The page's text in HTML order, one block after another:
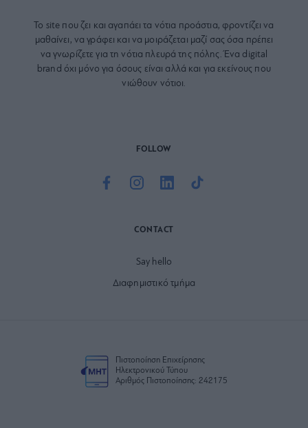
Το site που ζει και αγαπάει τα νότια προάστια, φροντίζει να
μαθαίνει, να γράφει και να μοιράζεται μαζί σας όσα πρέπει
να γνωρίζετε για τη νότια πλευρά της πόλης. Ένα digital
brand όχι μόνο για όσους είναι αλλά και για εκείνους που
νιώθουν νότιοι.
FOLLOW
CONTACT
Say hello
Διαφημιστικό τμήμα
Πιστοποίηση Επιχείρησης
Ηλεκτρονικού Τύπου
Αριθμός Πιστοποίησης: 242175